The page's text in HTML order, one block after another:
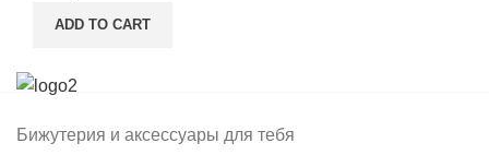
ADD TO CART
Бижутерия и аксессуары для тебя